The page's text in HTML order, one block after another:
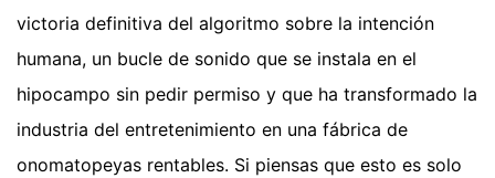
victoria definitiva del algoritmo sobre la intención
humana, un bucle de sonido que se instala en el
hipocampo sin pedir permiso y que ha transformado la
industria del entretenimiento en una fábrica de
onomatopeyas rentables. Si piensas que esto es solo